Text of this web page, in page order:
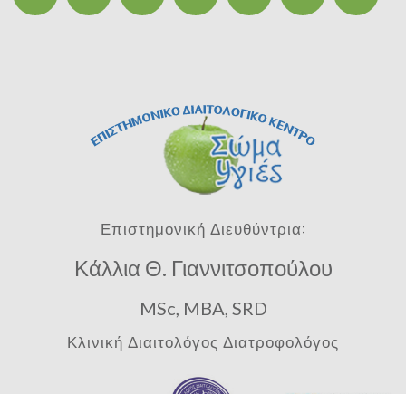
Επιστημονική Διευθύντρια:
Κάλλια Θ. Γιαννιτσοπούλου
MSc, MBA, SRD
Κλινική Διαιτολόγος Διατροφολόγος